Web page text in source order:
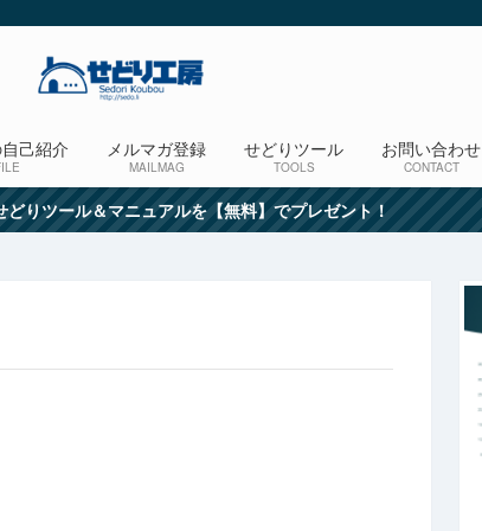
己紹介 メルマガ登録
MAILMAG
せどりツール
TOOLS
お問い合わせ
CONTACT
どりツール＆マニュアルを【無料】でプレゼント！